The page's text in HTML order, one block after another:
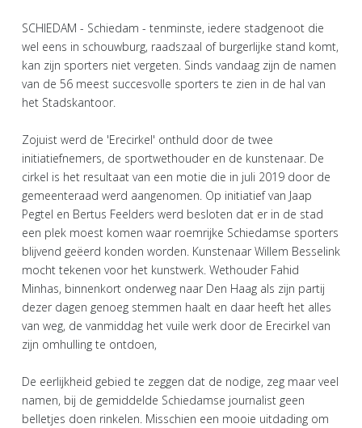
SCHIEDAM - Schiedam - tenminste, iedere stadgenoot die
wel eens in schouwburg, raadszaal of burgerlijke stand komt,
kan zijn sporters niet vergeten. Sinds vandaag zijn de namen
van de 56 meest succesvolle sporters te zien in de hal van
het Stadskantoor.
Zojuist werd de 'Erecirkel' onthuld door de twee
initiatiefnemers, de sportwethouder en de kunstenaar. De
cirkel is het resultaat van een motie die in juli 2019 door de
gemeenteraad werd aangenomen. Op initiatief van Jaap
Pegtel en Bertus Feelders werd besloten dat er in de stad
een plek moest komen waar roemrijke Schiedamse sporters
blijvend geëerd konden worden. Kunstenaar Willem Besselink
mocht tekenen voor het kunstwerk. Wethouder Fahid
Minhas, binnenkort onderweg naar Den Haag als zijn partij
dezer dagen genoeg stemmen haalt en daar heeft het alles
van weg, de vanmiddag het vuile werk door de Erecirkel van
zijn omhulling te ontdoen,
De eerlijkheid gebied te zeggen dat de nodige, zeg maar veel
namen, bij de gemiddelde Schiedamse journalist geen
belletjes doen rinkelen. Misschien een mooie uitdading om